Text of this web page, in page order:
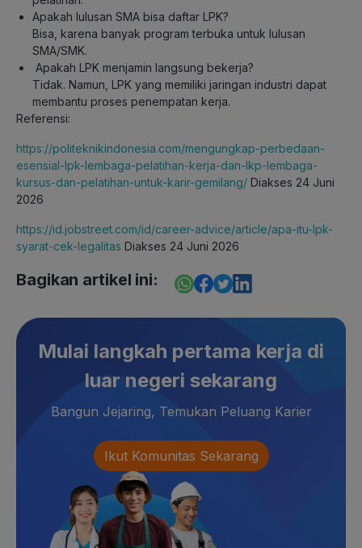
Apakah lulusan SMA bisa daftar LPK?
Bisa, karena banyak program terbuka untuk lulusan
SMA/SMK.
Apakah LPK menjamin langsung bekerja?
Tidak. Namun, LPK yang memiliki jaringan industri dapat
membantu proses penempatan kerja.
Referensi:
https://politeknikindonesia.com/mengungkap-perbedaan-
esensial-lpk-lembaga-pelatihan-kerja-dan-lkp-lembaga-
kursus-dan-pelatihan-untuk-karir-gemilang/ Diakses 24 Juni
2026
https://id.jobstreet.com/id/career-advice/article/apa-itu-lpk-
syarat-cek-legalitas Diakses 24 Juni 2026
Bagikan artikel ini:
Mulai langkah pertama kerja di
luar negeri sekarang
Bangun Jejaring, Temukan Peluang Karier
Ikut Komunitas Sekarang